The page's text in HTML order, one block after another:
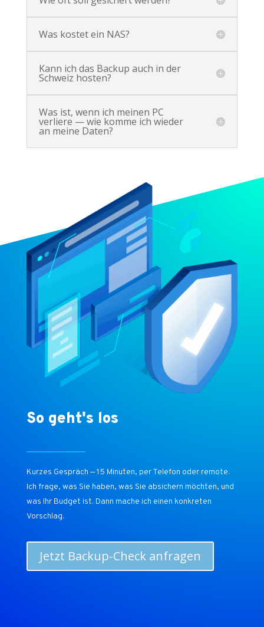
Was kostet ein NAS?
Kann ich das Backup auch in der
Schweiz hosten?
Was ist, wenn ich meinen PC
verliere — wie komme ich wieder
an meine Daten?
So geht's los
Kurzes Gespräch — 15 Minuten, per Telefon oder remote.
Ich frage, was Sie haben, was Sie absichern möchten, und
was Ihr Budget ist. Dann mache ich einen konkreten
Vorschlag.
Jetzt Backup-Check anfragen